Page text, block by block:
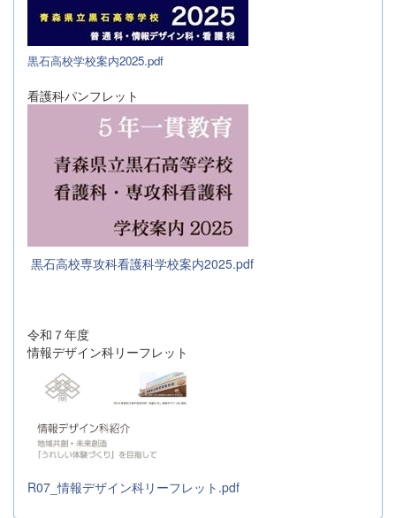
黒石高校学校案内2025.pdf
看護科パンフレット
黒石高校専攻科看護科学校案内2025.pdf
令和７年度
情報デザイン科リーフレット
R07_情報デザイン科リーフレット.pdf